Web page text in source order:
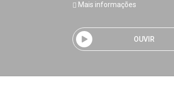
Mais informações
OUVIR